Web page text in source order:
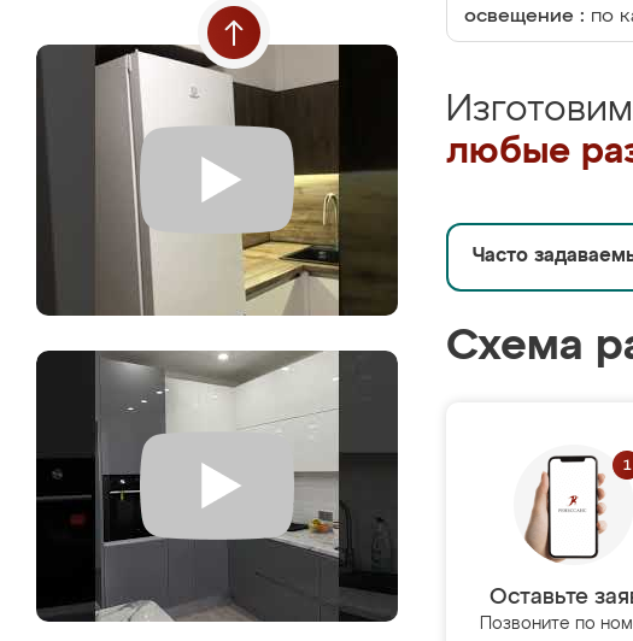
освещение : по
любые
Часто
Схема
Оставьте
Позвоните по